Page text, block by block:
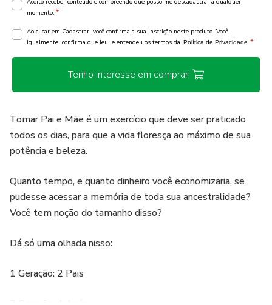
Aceito receber conteúdo e compreendo que posso me descadastrar a qualquer
momento. *
Ao clicar em Cadastrar, você confirma a sua inscrição neste produto. Você,
igualmente, confirma que leu, e entendeu os termos da Política de Privacidade *
Tenho interesse em comprar!
Tomar Pai e Mãe é um exercício que deve ser praticado
todos os dias, para que a vida floresça ao máximo de sua
potência e beleza.
Quanto tempo, e quanto dinheiro você economizaria, se
pudesse acessar a memória de toda sua ancestralidade?
Você tem noção do tamanho disso?
Dá só uma olhada nisso:
1 Geração: 2 Pais